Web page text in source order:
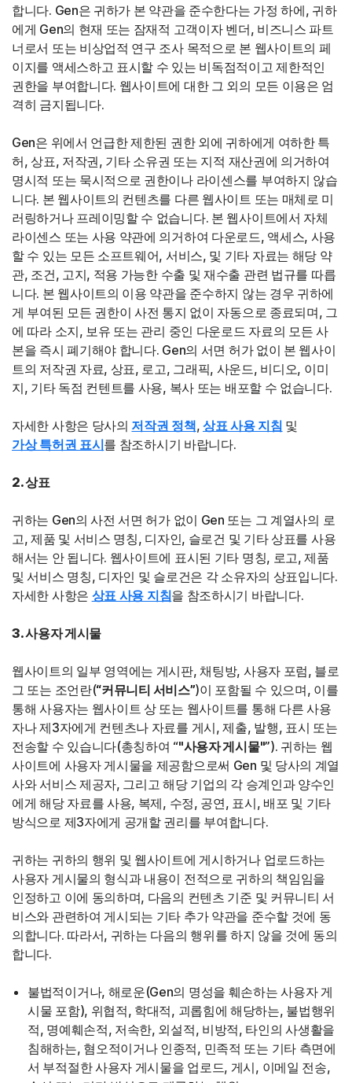
합니다. Gen은 귀하가 본 약관을 준수한다는 가정 하에, 귀하
에게 Gen의 현재 또는 잠재적 고객이자 벤더, 비즈니스 파트
너로서 또는 비상업적 연구 조사 목적으로 본 웹사이트의 페
이지를 액세스하고 표시할 수 있는 비독점적이고 제한적인
권한을 부여합니다. 웹사이트에 대한 그 외의 모든 이용은 엄
격히 금지됩니다.
Gen은 위에서 언급한 제한된 권한 외에 귀하에게 여하한 특
허, 상표, 저작권, 기타 소유권 또는 지적 재산권에 의거하여
명시적 또는 묵시적으로 권한이나 라이센스를 부여하지 않습
니다. 본 웹사이트의 컨텐츠를 다른 웹사이트 또는 매체로 미
러링하거나 프레이밍할 수 없습니다. 본 웹사이트에서 자체
라이센스 또는 사용 약관에 의거하여 다운로드, 액세스, 사용
할 수 있는 모든 소프트웨어, 서비스, 및 기타 자료는 해당 약
관, 조건, 고지, 적용 가능한 수출 및 재수출 관련 법규를 따릅
니다. 본 웹사이트의 이용 약관을 준수하지 않는 경우 귀하에
게 부여된 모든 권한이 사전 통지 없이 자동으로 종료되며, 그
에 따라 소지, 보유 또는 관리 중인 다운로드 자료의 모든 사
본을 즉시 폐기해야 합니다. Gen의 서면 허가 없이 본 웹사이
트의 저작권 자료, 상표, 로고, 그래픽, 사운드, 비디오, 이미
지, 기타 독점 컨텐트를 사용, 복사 또는 배포할 수 없습니다.
자세한 사항은 당사의 저작권 정책,상표 사용 지침 및
가상 특허권 표시를 참조하시기 바랍니다.
2. 상표
귀하는 Gen의 사전 서면 허가 없이 Gen 또는 그 계열사의 로
고, 제품 및 서비스 명칭, 디자인, 슬로건 및 기타 상표를 사용
해서는 안 됩니다. 웹사이트에 표시된 기타 명칭, 로고, 제품
및 서비스 명칭, 디자인 및 슬로건은 각 소유자의 상표입니다.
자세한 사항은 상표 사용 지침을 참조하시기 바랍니다.
3. 사용자 게시물
웹사이트의 일부 영역에는 게시판, 채팅방, 사용자 포럼, 블로
그 또는 조언란(“커뮤니티 서비스”)이 포함될 수 있으며, 이를
통해 사용자는 웹사이트 상 또는 웹사이트를 통해 다른 사용
자나 제3자에게 컨텐츠나 자료를 게시, 제출, 발행, 표시 또는
전송할 수 있습니다(총칭하여 “"사용자 게시물"”). 귀하는 웹
사이트에 사용자 게시물을 제공함으로써 Gen 및 당사의 계열
사와 서비스 제공자, 그리고 해당 기업의 각 승계인과 양수인
에게 해당 자료를 사용, 복제, 수정, 공연, 표시, 배포 및 기타
방식으로 제3자에게 공개할 권리를 부여합니다.
귀하는 귀하의 행위 및 웹사이트에 게시하거나 업로드하는
사용자 게시물의 형식과 내용이 전적으로 귀하의 책임임을
인정하고 이에 동의하며, 다음의 컨텐츠 기준 및 커뮤니티 서
비스와 관련하여 게시되는 기타 추가 약관을 준수할 것에 동
의합니다. 따라서, 귀하는 다음의 행위를 하지 않을 것에 동의
합니다.
불법적이거나, 해로운(Gen의 명성을 훼손하는 사용자 게
시물 포함), 위협적, 학대적, 괴롭힘에 해당하는, 불법행위
적, 명예훼손적, 저속한, 외설적, 비방적, 타인의 사생활을
침해하는, 혐오적이거나 인종적, 민족적 또는 기타 측면에
서 부적절한 사용자 게시물을 업로드, 게시, 이메일 전송,